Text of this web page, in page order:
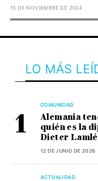
15 DE NOVIEMBRE DE 2024
LO MÁS
COMUNIDAD
Alemania
quién es la
Dieter
12 DE JUNIO DE 2026
ACTUALIDAD